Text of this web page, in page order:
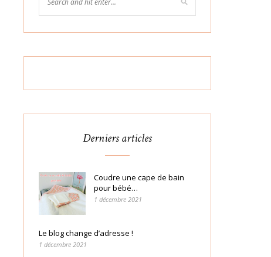
Derniers articles
Coudre une cape de bain
pour bébé…
1 décembre 2021
Le blog change d’adresse !
1 décembre 2021